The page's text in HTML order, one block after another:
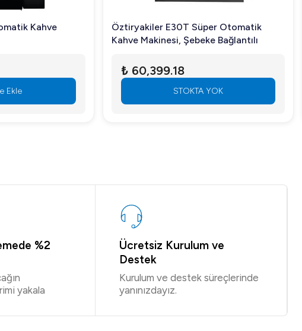
Kahve
Ekle
Öztiryakiler E30T Süper Otomatik
Kahve Makinesi, Şebeke Bağlantılı
₺ 60,399.18
STOKTA YOK
%2
yakala
Ücretsiz Kurulum ve
Destek
Kurulum ve destek süreçlerinde
yanınızdayız.